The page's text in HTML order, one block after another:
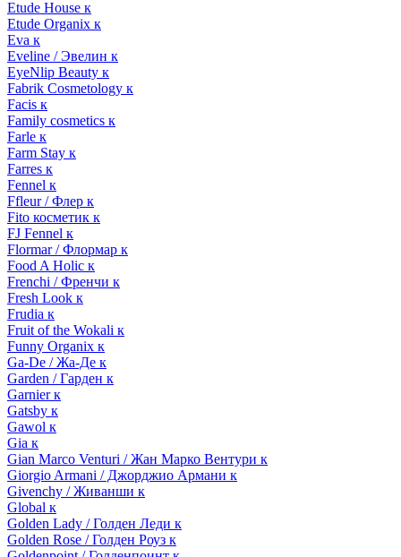
Etude House к
Etude Organix к
Eva к
Eveline / Эвелин к
EyeNlip Beauty к
Fabrik Cosmetology к
Facis к
Family cosmetics к
Farle к
Farm Stay к
Farres к
Fennel к
Ffleur / Флер к
Fito косметик к
FJ Fennel к
Flormar / Флормар к
Food A Holic к
Frenchi / Френчи к
Fresh Look к
Frudia к
Fruit of the Wokali к
Funny Organix к
Ga-De / Жа-Де к
Garden / Гарден к
Garnier к
Gatsby к
Gawol к
Gia к
Gian Marco Venturi / Жан Марко Вентури к
Giorgio Armani / Джорджио Армани к
Givenchy / Живанши к
Global к
Golden Lady / Голден Леди к
Golden Rose / Голден Роуз к